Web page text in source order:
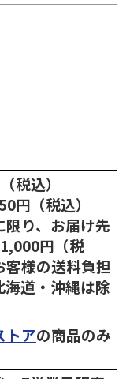
税込）
円（税込）
限り、お届け先
円（税
様の送料負担
道・沖縄は除
トアの商品のみ